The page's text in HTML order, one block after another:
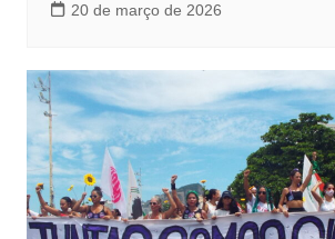
20 de março de 2026